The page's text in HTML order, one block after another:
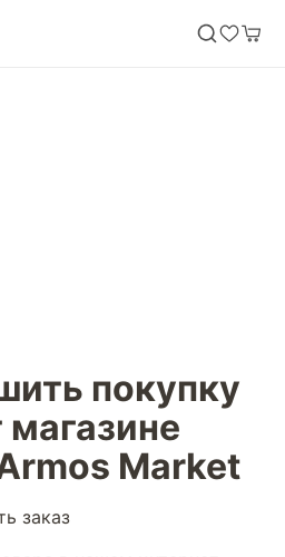
покупку
магазине
Market
заказ